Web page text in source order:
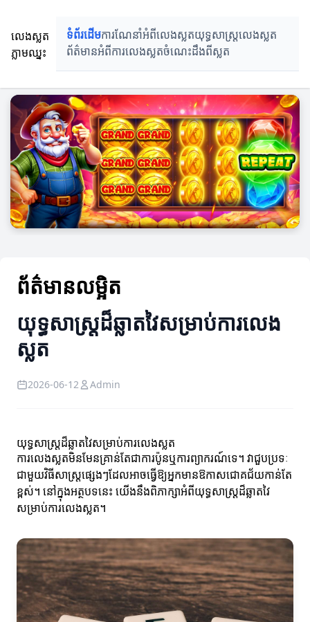
លេងស្លត
ភ្លាមឈ្នះ
ទំព័រដើមការណែនាំអំពីលេងស្លតយុទ្ធសាស្ត្រលេងស្លត
ព័ត៌មានអំពីការលេងស្លតចំណេះដឹងពីស្លត
ព័ត៌មានលម្អិត
យុទ្ធសាស្ត្រដ៏ឆ្លាតវៃសម្រាប់ការលេង
ស្លត
2026-06-12 Admin
យុទ្ធសាស្ត្រដ៏ឆ្លាតវៃសម្រាប់ការលេងស្លត
ការលេងស្លតមិនមែនគ្រាន់តែជាការប៉ូនឬការព្យាករណ៍ទេ។ វាជួបប្រទៈ
ជាមួយវិធីសាស្ត្រផ្សេងៗដែលអាចធ្វើឱ្យអ្នកមានឱកាសជោគជ័យកាន់តែ
ខ្ពស់។ នៅក្នុងអត្ថបទនេះ យើងនឹងពិភាក្សាអំពីយុទ្ធសាស្ត្រដ៏ឆ្លាតវៃ
សម្រាប់ការលេងស្លត។